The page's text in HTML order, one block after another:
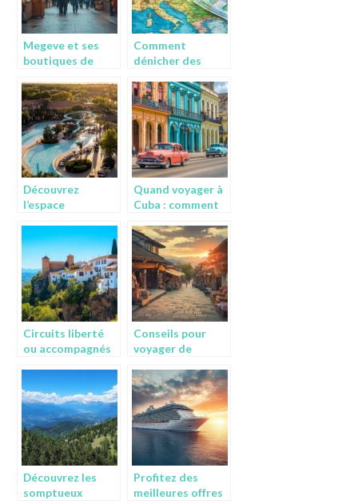
Megeve et ses
boutiques de
de vivre alpin a
son apogee
Comment
dénicher des
chères en Europe
avec les meilleurs
bons plans
Découvrez
l’espace
pour vos vacances
dans le Gard
Quand voyager à
Cuba : comment
à Cuba en
explorant les
destinations les
plus abordables ?
Circuits liberté
ou accompagnés
rythme
Conseils pour
voyager de
authentique et
économique
Découvrez les
somptueux
Profitez des
meilleures offres